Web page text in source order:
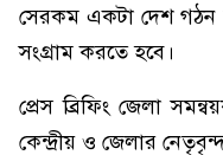
সেরকম একটা দেশ
সংগ্রাম করতে হবে।
প্রেস ব্রিফিং জেলা
কেন্দ্রীয় ও জেলার